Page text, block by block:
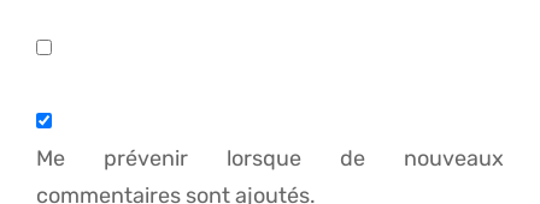
Me prévenir lorsque de nouveaux
commentaires sont ajoutés.